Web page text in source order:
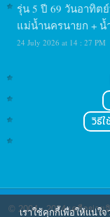
รุ่น 5 ปี 69 วันอาทิต
แม่น้ำนครนายก + น้
24 July 2026 at 14 : 27 PM
วิธี
© 2004 - 2024เครือข่าย
เราใช้คุกกี้เพื่อให้แน่ใ